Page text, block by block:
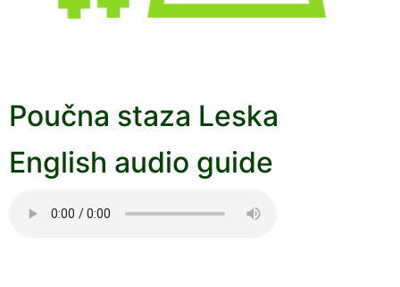
Poučna staza Leska
English audio guide